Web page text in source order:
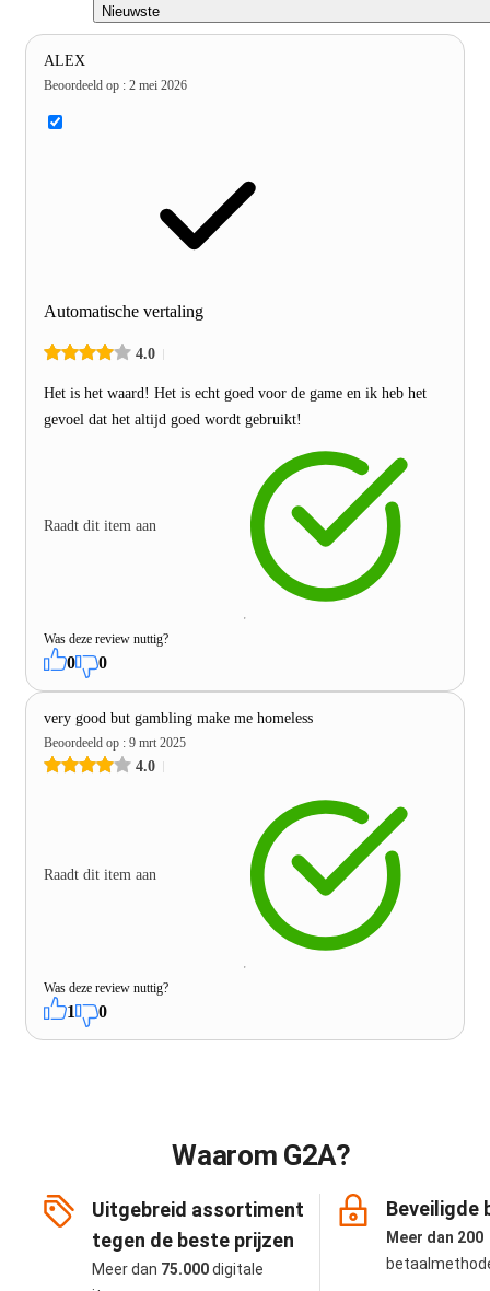
Nieuwste
ALEX
Beoordeeld op : 2 mei 2026
Automatische vertaling
4.0
Het is het waard! Het is echt goed voor de game en ik heb het
gevoel dat het altijd goed wordt gebruikt!
Raadt dit item aan
Was deze review nuttig?
0 0
very good but gambling make me homeless
Beoordeeld op : 9 mrt 2025
4.0
Raadt dit item aan
Was deze review nuttig?
1 0
Waarom G2A?
Uitgebreid assortiment
tegen de beste prijzen
Meer dan 75.000digitale
Beveiligde
Meer dan 200